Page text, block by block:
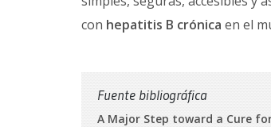
con hepatitis B crónica en el
Fuente bibliográfica
A Major Step toward a Cure